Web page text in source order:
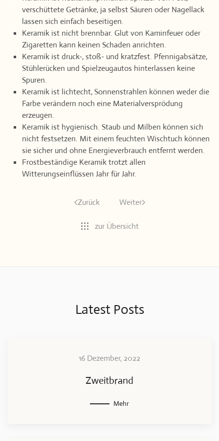
verschüttete Getränke, ja selbst Säuren oder Nagellack
lassen sich einfach beseitigen.
Keramik ist nicht brennbar. Glut von Kaminfeuer oder
Zigaretten kann keinen Schaden anrichten.
Keramik ist druck-, stoß- und kratzfest. Pfennigabsätze,
Stühlerücken und Spielzeugautos hinterlassen keine
Spuren.
Keramik ist lichtecht, Sonnenstrahlen können weder die
Farbe verändern noch eine Materialversprödung
erzeugen.
Keramik ist hygienisch. Staub und Milben können sich
nicht festsetzen. Mit einem feuchten Wischtuch können
sie sicher und ohne Energieverbrauch entfernt werden.
Frostbeständige Keramik trotzt allen
Witterungseinflüssen Jahr für Jahr.
Zurück Weiter
zur Übersicht
Latest Posts
16 Dezember, 2022
Zweitbrand
Mehr